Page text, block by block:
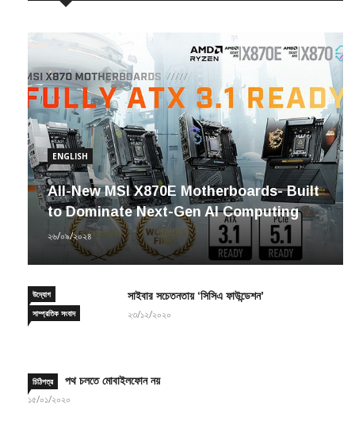
জনপ্রিয় পোস্ট
ENGLISH
All-New MSI X870E Motherboards- Built
to Dominate Next-Gen AI Computing
২৬/০৯/২০২৪
উদ্যোগ
সাইবার সচেতনতায় ‘সিসিএ ফাউন্ডেশন’
চিঠিপত্র পথ চলতে মোবাইলফোন নয়